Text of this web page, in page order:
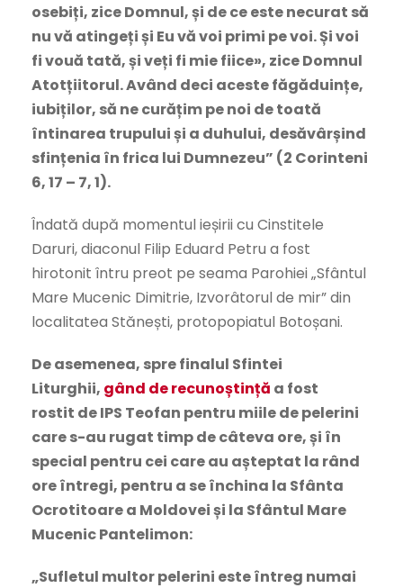
osebiți, zice Domnul, și de ce este necurat să
nu vă atingeți și Eu vă voi primi pe voi. Și voi
fi vouă tată, și veți fi mie fiice», zice Domnul
Atotțiitorul. Având deci aceste făgăduințe,
iubiților, să ne curățim pe noi de toată
întinarea trupului și a duhului, desăvârșind
sfințenia în frica lui Dumnezeu” (2 Corinteni
6, 17 – 7, 1).
Îndată după momentul ieșirii cu Cinstitele
Daruri, diaconul Filip Eduard Petru a fost
hirotonit întru preot pe seama Parohiei „Sfântul
Mare Mucenic Dimitrie, Izvorâtorul de mir” din
localitatea Stănești, protopopiatul Botoșani.
De asemenea, spre finalul Sfintei
Liturghii, gând de recunoștință a fost
rostit de IPS Teofan pentru miile de pelerini
care s-au rugat timp de câteva ore, și în
special pentru cei care au așteptat la rând
ore întregi, pentru a se închina la Sfânta
Ocrotitoare a Moldovei și la Sfântul Mare
Mucenic Pantelimon:
„Sufletul multor pelerini este întreg numai